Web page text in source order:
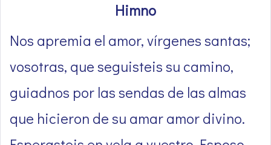
Himno
Nos apremia el amor, vírgenes santas;
vosotras, que seguisteis su camino,
guiadnos por las sendas de las almas
que hicieron de su amar amor divino.